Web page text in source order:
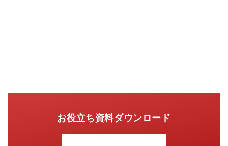
お役立ち資料ダウンロード